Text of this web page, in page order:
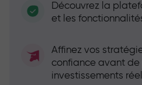
Découvrez la
et les
Affinez vos
confiance avant de
investissements